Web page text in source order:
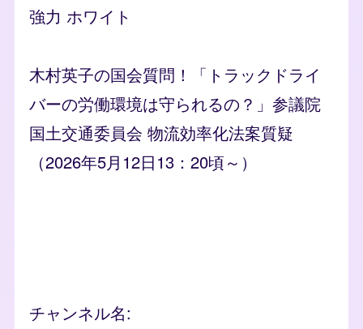
強力 ホワイト
木村英子の国会質問！「トラックドライ
バーの労働環境は守られるの？」参議院
国土交通委員会 物流効率化法案質疑
（2026年5月12日13：20頃～）
チャンネル名